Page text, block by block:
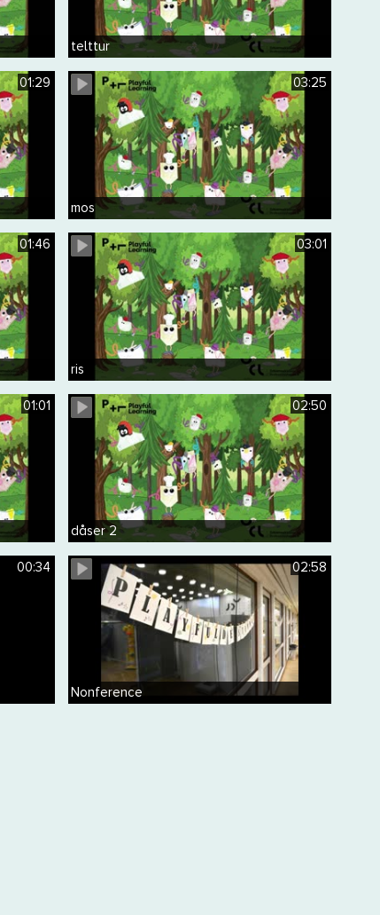
telttur
01:29 03:25
mos
01:46 03:01
ris
01:01 02:50
dåser 2
00:34 02:58
Nonference